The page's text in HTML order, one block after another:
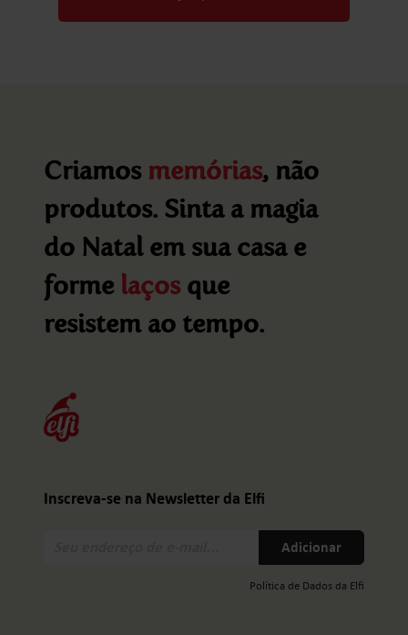
Criamos memórias, não
produtos. Sinta a magia
do Natal em sua casa e
forme laçosque
resistem ao tempo.
Inscreva-se na Newsletter da Elfi
Adicionar
Política de Dados da Elfi